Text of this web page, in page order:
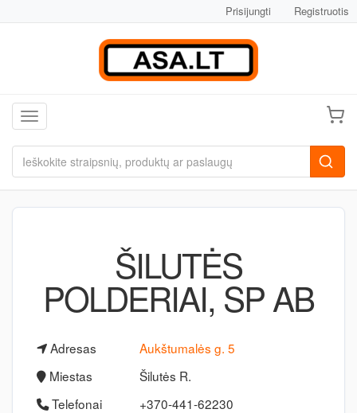
Prisijungti Registruotis
Toggle navigation
ŠILUTĖS
POLDERIAI, SP AB
Adresas
Aukštumalės g. 5
Miestas
Šilutės R.
Telefonai
+370-441-62230